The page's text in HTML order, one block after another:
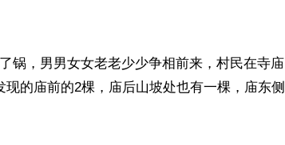
锅，男男女女老老少少争相前来，村民在寺庙
现的庙前的2棵，庙后山坡处也有一棵，庙东侧